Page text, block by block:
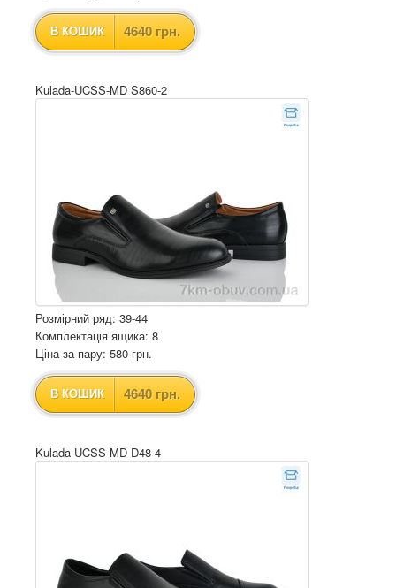
В КОШИК 4640 грн.
Kulada-UCSS-MD S860-2
Розмірний ряд: 39-44
Комплектація ящика: 8
Ціна за пару: 580 грн.
В КОШИК 4640 грн.
Kulada-UCSS-MD D48-4